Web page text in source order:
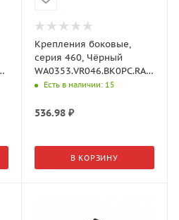
Крепления боковые,
серия 460, Чёрный
WA0353.VR046.BK0PC.RA
Aristo
Есть в наличии: 15
536.98₽
В КОРЗИНУ